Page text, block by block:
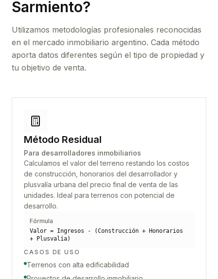
Sarmiento?
Utilizamos metodologías profesionales reconocidas
en el mercado inmobiliario argentino. Cada método
aporta datos diferentes según el tipo de propiedad y
tu objetivo de venta.
Método Residual
Para desarrolladores inmobiliarios
Calculamos el valor del terreno restando los costos
de construcción, honorarios del desarrollador y
plusvalía urbana del precio final de venta de las
unidades. Ideal para terrenos con potencial de
desarrollo.
Fórmula
Valor = Ingresos - (Construcción + Honorarios
+ Plusvalía)
CASOS DE USO
Terrenos con alta edificabilidad